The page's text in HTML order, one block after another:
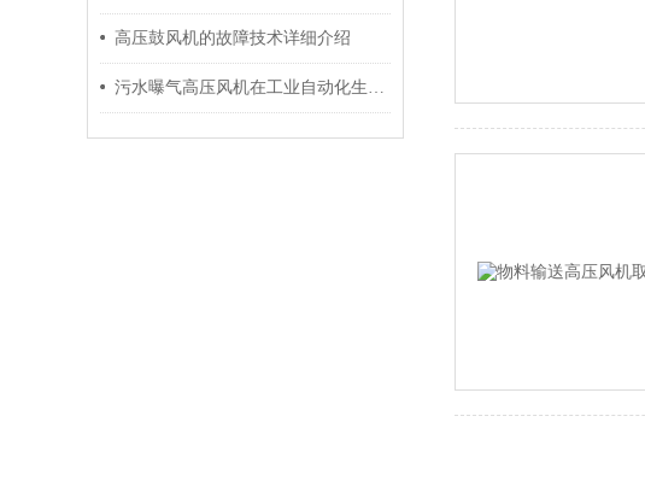
高压鼓风机的故障技术详细介绍
污水曝气高压风机在工业自动化生产过程中起到什么作用呢？